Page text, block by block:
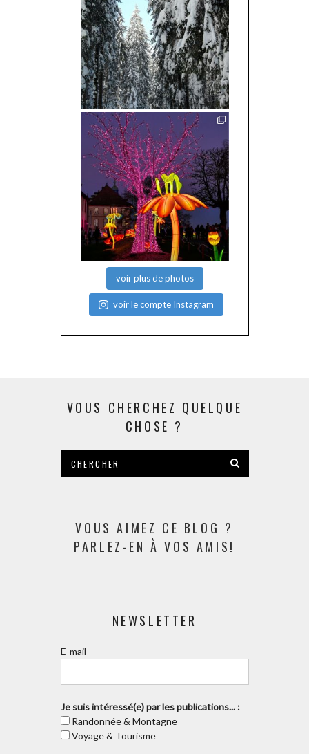
voir plus de photos
voir le compte Instagram
VOUS CHERCHEZ QUELQUE
CHOSE ?
VOUS AIMEZ CE BLOG ?
PARLEZ-EN À VOS AMIS!
NEWSLETTER
E-mail
Je suis intéressé(e) par les publications... :
Randonnée & Montagne
Voyage & Tourisme